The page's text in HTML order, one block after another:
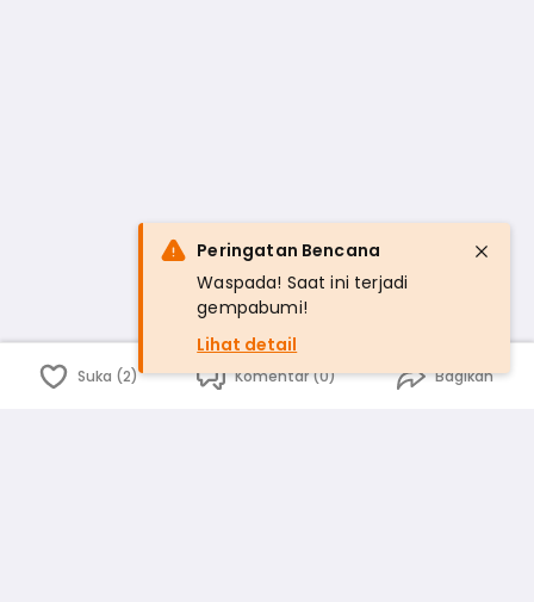
Suka (2) Komentar (0) Bagikan
Peringatan Bencana
Waspada! Saat ini terjadi
gempabumi!
Lihat detail